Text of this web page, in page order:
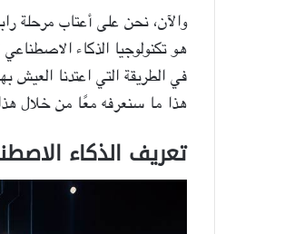
والآن، نحن على أعتاب مرحلة
في الطريقة التي اعتدنا العيش
هذا ما سنعرفه معًا من خلال
تعريف الذكاء